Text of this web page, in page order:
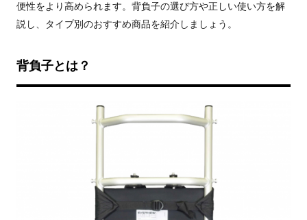
便性をより高められます。背負子の選び方や正しい使い方を解
説し、タイプ別のおすすめ商品を紹介しましょう。
背負子とは？